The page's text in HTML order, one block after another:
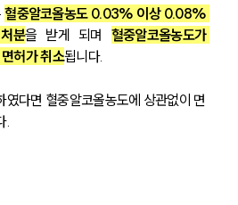
혈중알코올농도 0.03% 이상 0.08%
분을 받게 되며 혈중알코올농도가
허가 취소됩니다.
였다면 혈중알코올농도에 상관없이 면
.